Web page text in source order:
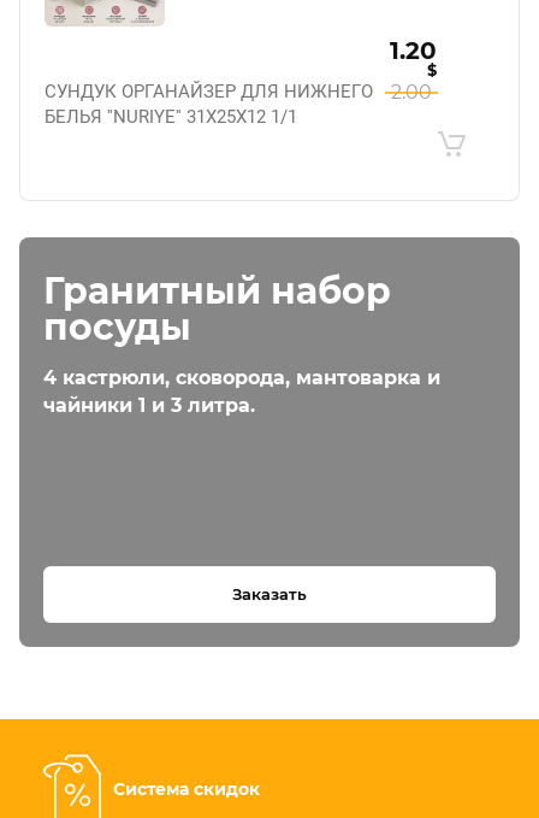
СУНДУК ОРГАНАЙЗЕР ДЛЯ НИЖНЕГО
БЕЛЬЯ ''NURIYE'' 31X25X12 1/1
2.00
1.20
$
Гранитный набор
посуды
4 кастрюли, сковорода, мантоварка и
чайники 1 и 3 литра.
Заказать
Система скидок